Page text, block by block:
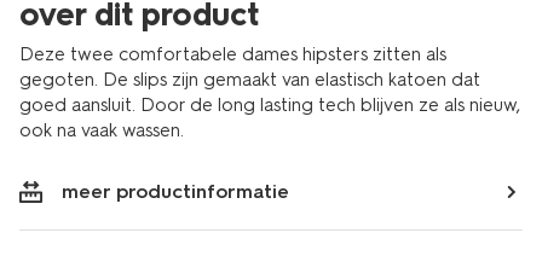
over dit product
Deze twee comfortabele dames hipsters zitten als
gegoten. De slips zijn gemaakt van elastisch katoen dat
goed aansluit. Door de long lasting tech blijven ze als nieuw,
ook na vaak wassen.
meer productinformatie